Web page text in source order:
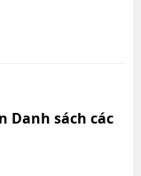
Danh sách các